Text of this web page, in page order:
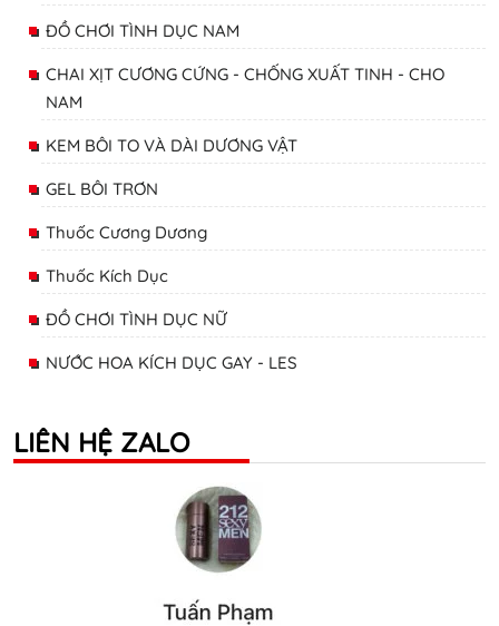
ĐỒ CHƠI TÌNH DỤC NAM
CHAI XỊT CƯƠNG CỨNG - CHỐNG XUẤT TINH - CHO
NAM
KEM BÔI TO VÀ DÀI DƯƠNG VẬT
GEL BÔI TRƠN
Thuốc Cương Dương
Thuốc Kích Dục
ĐỒ CHƠI TÌNH DỤC NỮ
NƯỚC HOA KÍCH DỤC GAY - LES
LIÊN HỆ ZALO